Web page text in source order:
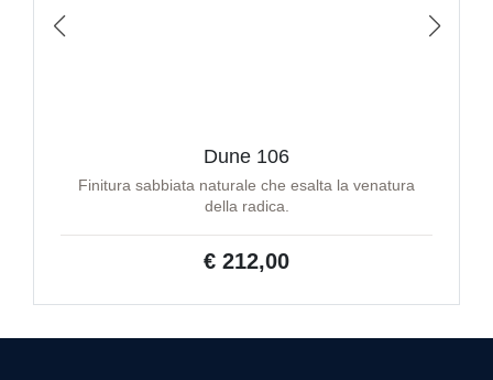
Dune 106
Finitura sabbiata naturale che esalta la venatura
della radica.
€ 212,00